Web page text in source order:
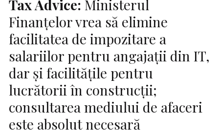
Tax Advice: Ministerul
Finanțelor vrea să elimine
facilitatea de impozitare a
salariilor pentru angajații din IT,
dar și facilitățile pentru
lucrătorii în construcții;
consultarea mediului de afaceri
este absolut necesară